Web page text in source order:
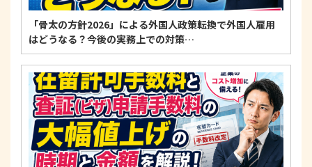
「骨太の方針2026」による外国人政策転換で外国人雇用
はどうなる？今後の実務上での対策…